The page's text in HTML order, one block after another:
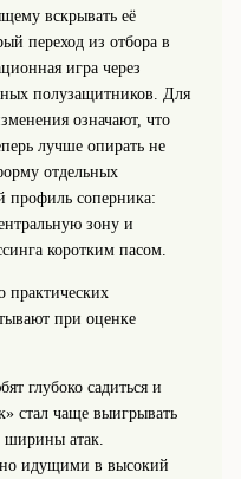
вскрывать её
переход из отбора в
игра через
полузащитников. Для
означают, что
лучше опирать не
отдельных
профиль соперника:
зону и
коротким пасом.
практических
при оценке
глубоко садиться и
стал чаще выигрывать
ширины атак.
идущими в высокий